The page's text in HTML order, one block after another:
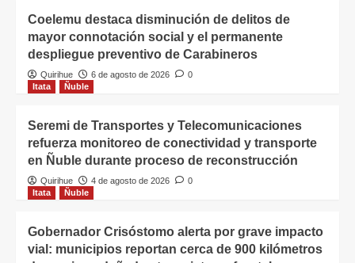
Coelemu destaca disminución de delitos de
mayor connotación social y el permanente
despliegue preventivo de Carabineros
Quirihue 6 de agosto de 2026
0
Itata
Ñuble
Seremi de Transportes y Telecomunicaciones
refuerza monitoreo de conectividad y transporte
en Ñuble durante proceso de reconstrucción
Quirihue 4 de agosto de 2026
0
Itata
Ñuble
Gobernador Crisóstomo alerta por grave impacto
vial: municipios reportan cerca de 900 kilómetros